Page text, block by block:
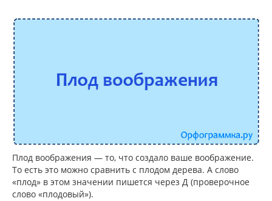
Плод воображения — то, что создало ваше воображение.
То есть это можно сравнить с плодом дерева. А слово
«плод» в этом значении пишется через Д (проверочное
слово «плодовый»).